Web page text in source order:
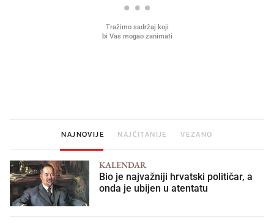
NAJNOVIJE NAJČITANIJE VEZANO
KALENDAR
Bio je najvažniji hrvatski političar, a
onda je ubijen u atentatu